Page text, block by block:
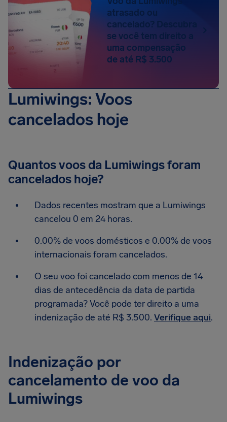
atrasado ou
cancelado? Descubra
se você tem direito a
uma compensação
de até R$ 3.500
Lumiwings: Voos
cancelados hoje
Quantos voos da Lumiwings foram
cancelados hoje?
Dados recentes mostram que a Lumiwings
cancelou 0 em 24 horas.
0.00% de voos domésticos e 0.00% de voos
internacionais foram cancelados.
O seu voo foi cancelado com menos de 14
dias de antecedência da data de partida
programada? Você pode ter direito a uma
indenização de até R$ 3.500. Verifique aqui.
Indenização por
cancelamento de voo da
Lumiwings